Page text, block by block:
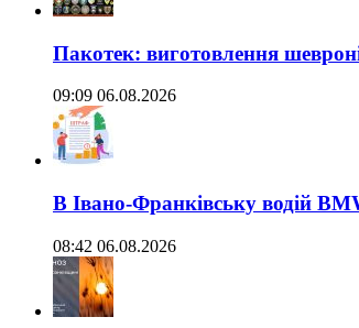
Пакотек: виготовлення
09:09 06.08.2026
В Івано-Франківську водій
08:42 06.08.2026